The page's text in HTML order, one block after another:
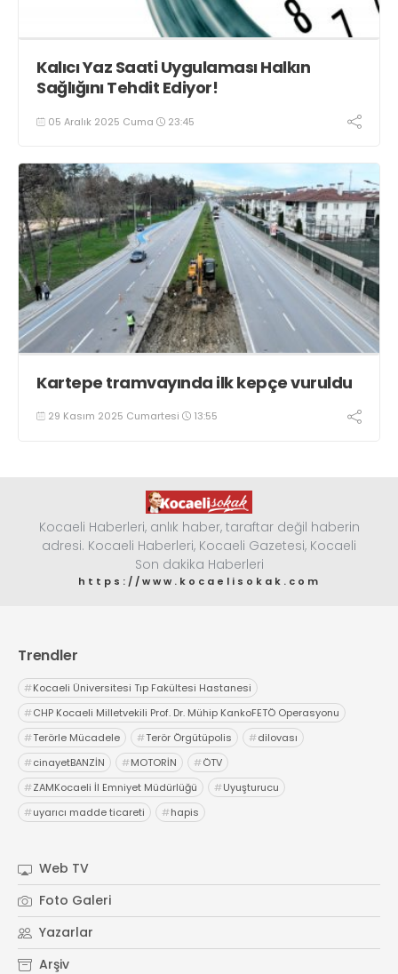
Kalıcı Yaz Saati Uygulaması Halkın
Sağlığını Tehdit Ediyor!
05 Aralık 2025 Cuma 23:45
Kartepe tramvayında ilk kepçe vuruldu
29 Kasım 2025 Cumartesi 13:55
Kocaeli Haberleri, anlık haber, taraftar değil haberin
adresi. Kocaeli Haberleri, Kocaeli Gazetesi, Kocaeli
Son dakika Haberleri
https://www.kocaelisokak.com
Trendler
#Kocaeli Üniversitesi Tıp Fakültesi Hastanesi
#CHP Kocaeli Milletvekili Prof. Dr. Mühip KankoFETÖ Operasyonu
#Terörle Mücadele #Terör Örgütüpolis #dilovası
#cinayetBANZİN #MOTORİN #ÖTV
#ZAMKocaeli İl Emniyet Müdürlüğü #Uyuşturucu
#uyarıcı madde ticareti #hapis
Web TV
Foto Galeri
Yazarlar
Arşiv